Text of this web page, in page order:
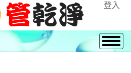
登入